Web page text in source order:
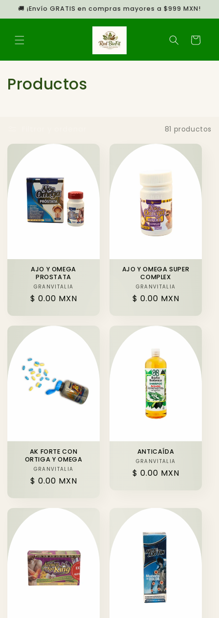
directamente
al contenido
🚚 ¡Envío GRATIS en compras mayores a $999 MXN!
Carrito
C
e
c
c
i
:
Productos
81 productos
AJO Y OMEGA
PROSTATA
Proveedor:
GRANVITALIA
Precio
$ 0.00 MXN
AJO Y OMEGA SUPER
COMPLEX
Proveedor:
GRANVITALIA
Precio
$ 0.00 MXN
AK FORTE CON
ORTIGA Y OMEGA
Proveedor:
GRANVITALIA
Precio
$ 0.00 MXN
ANTICAÍDA
Proveedor:
GRANVITALIA
Precio
$ 0.00 MXN